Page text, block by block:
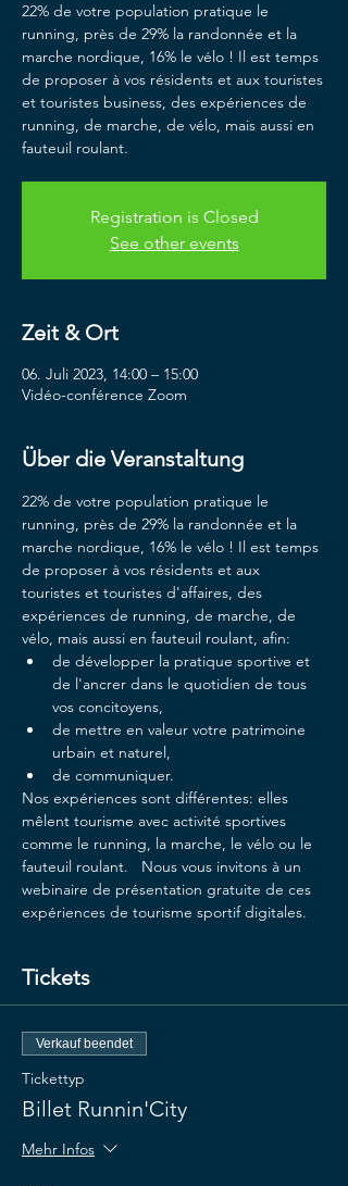
22% de votre population pratique le
running, près de 29% la randonnée et la
marche nordique, 16% le vélo ! Il est temps
de proposer à vos résidents et aux touristes
et touristes business, des expériences de
running, de marche, de vélo, mais aussi en
fauteuil roulant.
Registration is Closed
See other events
Zeit & Ort
06. Juli 2023, 14:00 – 15:00
Vidéo-conférence Zoom
Über die Veranstaltung
22% de votre population pratique le
running, près de 29% la randonnée et la
marche nordique, 16% le vélo ! Il est temps
de proposer à vos résidents et aux
touristes et touristes d'affaires, des
expériences de running, de marche, de
vélo, mais aussi en fauteuil roulant, afin:
de développer la pratique sportive et
de l'ancrer dans le quotidien de tous
vos concitoyens,
de mettre en valeur votre patrimoine
urbain et naturel,
de communiquer.
Nos expériences sont différentes: elles
mêlent tourisme avec activité sportives
comme le running, la marche, le vélo ou le
fauteuil roulant.   Nous vous invitons à un
webinaire de présentation gratuite de ces
expériences de tourisme sportif digitales.
Tickets
Verkauf beendet
Tickettyp
Billet Runnin'City
Mehr Infos